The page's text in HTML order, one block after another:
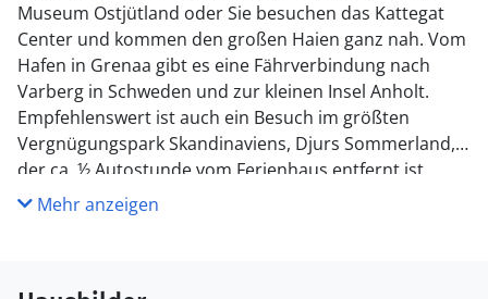
Museum Ostjütland oder Sie besuchen das Kattegat
Center und kommen den großen Haien ganz nah. Vom
Hafen in Grenaa gibt es eine Fährverbindung nach
Varberg in Schweden und zur kleinen Insel Anholt.
Empfehlenswert ist auch ein Besuch im größten
Vergnügungspark Skandinaviens, Djurs Sommerland,
der ca. ½ Autostunde vom Ferienhaus entfernt ist.
Mehr anzeigen